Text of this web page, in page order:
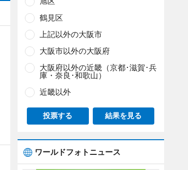
鶴見区
上記以外の大阪市
大阪市以外の大阪府
大阪府以外の近畿（京都･滋賀･兵
庫・奈良･和歌山）
近畿以外
投票する 結果を見る
ワールドフォトニュース